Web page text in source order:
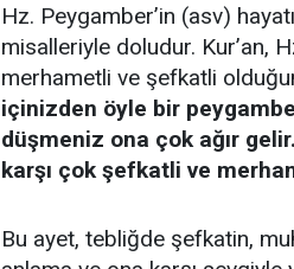
Hz. Peygamber’in (asv)
misalleriyle doludur. Kur’an,
merhametli ve şefkatli
içinizden öyle bir
düşmeniz ona çok ağır
karşı çok şefkatli ve
Bu ayet, tebliğde şefkatin,